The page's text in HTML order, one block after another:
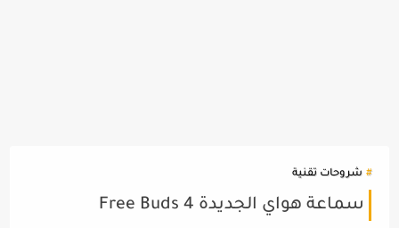
شروحات تقنية
سماعة هواي الجديدة Free Buds 4